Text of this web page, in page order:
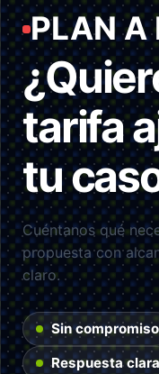
PLAN A
tarifa
tu
Cuéntanos qué
propuesta con
claro.
Sin compromiso
Respuesta clara